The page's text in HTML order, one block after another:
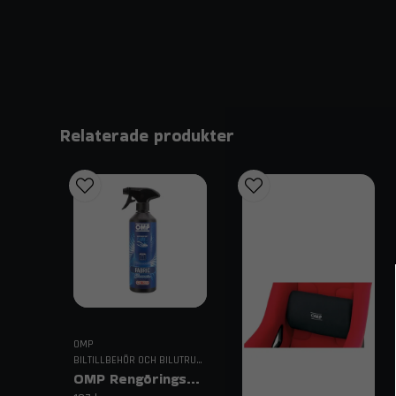
Relaterade produkter
OMP
BILTILLBEHÖR OCH BILUTRUSTNING
OMP Rengöringsmedel för Race Stolar